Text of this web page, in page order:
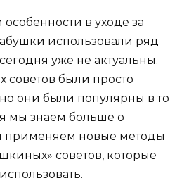
в уходе за
использовали ряд
уже не актуальны.
советов были просто
они были популярны в то
мы знаем больше о
применяем новые методы
советов, которые